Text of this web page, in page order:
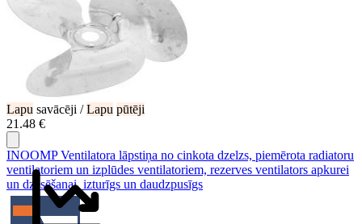
Lapu savācēji /Lapu pūtēji
21.48 €
INOOMP Ventilatora lāpstiņa no cinkota dzelzs, piemērota radiatoru
ventilatoriem un izplūdes ventilatoriem, rezerves ventilators apkurei
un dzesēšanai, izturīgs un daudzpusīgs